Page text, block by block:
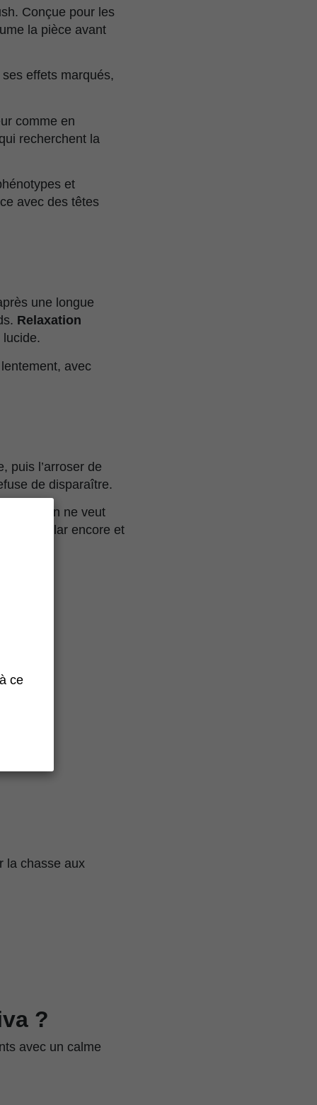
Conçue pour les
la pièce avant
effets marqués,
comme en
recherchent la
et
avec des têtes
une longue
Relaxation
avec
puis l’arroser de
de disparaître.
que l’on ne veut
Regular encore et
la chasse aux
?
avec un calme
ce